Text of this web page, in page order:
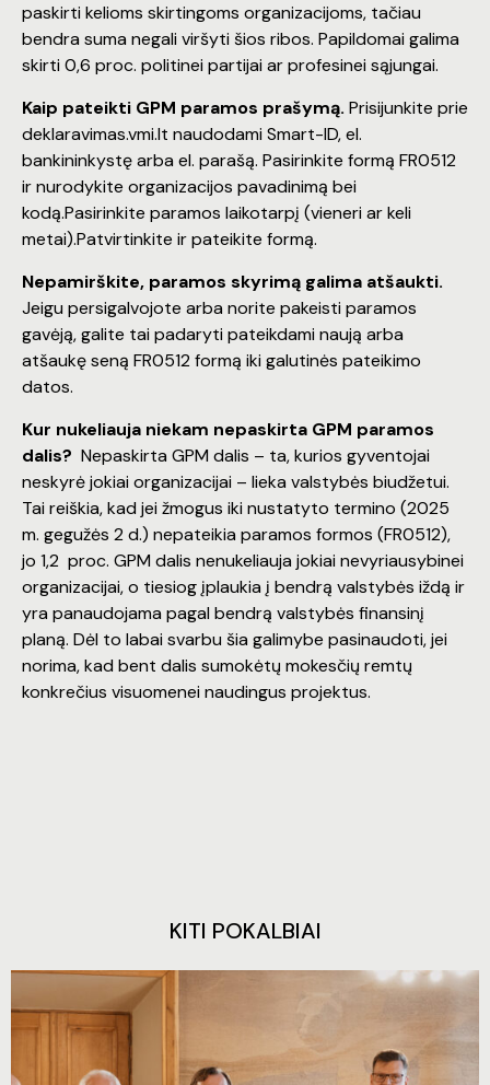
paskirti kelioms skirtingoms organizacijoms, tačiau
bendra suma negali viršyti šios ribos. Papildomai galima
skirti 0,6 proc. politinei partijai ar profesinei sąjungai.
Kaip pateikti GPM paramos prašymą. Prisijunkite prie
deklaravimas.vmi.lt naudodami Smart-ID, el.
bankininkystę arba el. parašą. Pasirinkite formą FR0512
ir nurodykite organizacijos pavadinimą bei
kodą.Pasirinkite paramos laikotarpį (vieneri ar keli
metai).Patvirtinkite ir pateikite formą.
Nepamirškite, paramos skyrimą galima atšaukti.
Jeigu persigalvojote arba norite pakeisti paramos
gavėją, galite tai padaryti pateikdami naują arba
atšaukę seną FR0512 formą iki galutinės pateikimo
datos.
Kur nukeliauja niekam nepaskirta GPM paramos
dalis? Nepaskirta GPM dalis – ta, kurios gyventojai
neskyrė jokiai organizacijai – lieka valstybės biudžetui.
Tai reiškia, kad jei žmogus iki nustatyto termino (2025
m. gegužės 2 d.) nepateikia paramos formos (FR0512),
jo 1,2 proc. GPM dalis nenukeliauja jokiai nevyriausybinei
organizacijai, o tiesiog įplaukia į bendrą valstybės iždą ir
yra panaudojama pagal bendrą valstybės finansinį
planą. Dėl to labai svarbu šia galimybe pasinaudoti, jei
norima, kad bent dalis sumokėtų mokesčių remtų
konkrečius visuomenei naudingus projektus.
KITI POKALBIAI